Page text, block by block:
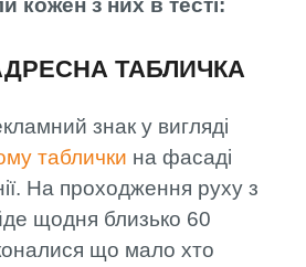
ТАБЛИЧКА
знак у вигляді
таблички на фасаді
На проходження руху з
щодня близько 60
що мало хто